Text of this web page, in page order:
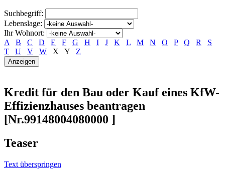
Suchbegriff:
Lebenslage:
Ihr Wohnort:
A
B C D E F G H I J K L M N O P Q R
S
T
U V W X Y Z
Kredit für den Bau oder Kauf eines KfW-
Effizienzhauses beantragen
[Nr.99148004080000 ]
Teaser
Text überspringen